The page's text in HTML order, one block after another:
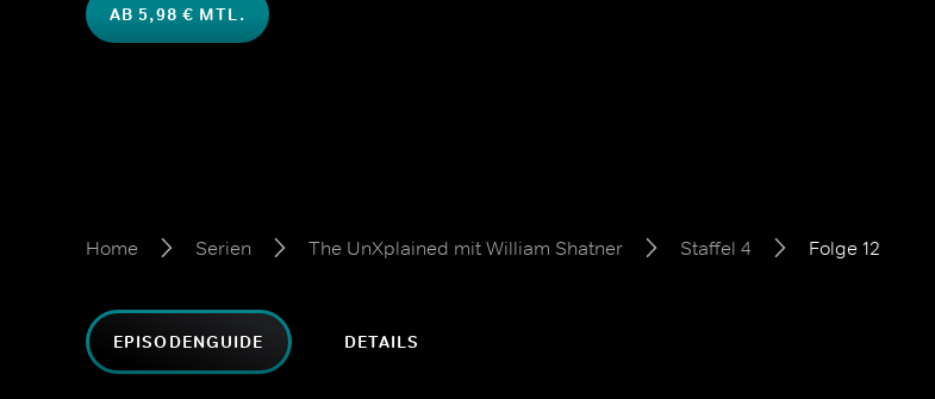
AB 5,98 € MTL.
Home Serien The UnXplained mit William Shatner Staffel 4 Folge 12
EPISODENGUIDE DETAILS